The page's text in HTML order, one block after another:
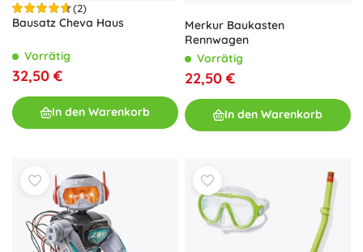
(2)
Bausatz Cheva Haus
Vorrätig
32,50 €
In den Warenkorb
Merkur Baukasten
Rennwagen
Vorrätig
22,50 €
In den Warenkorb